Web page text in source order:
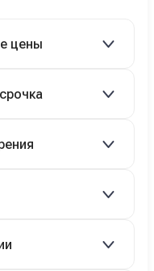
цены
взносе 35–50%.